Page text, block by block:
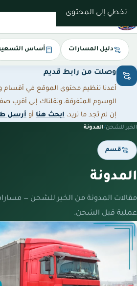
تخطي إلى المحتوى
دليل المسارات أساس
وصلت من رابط قديم
أعدنا تنظيم محتوى الموقع في
الوسوم المتفرقة، ونقلناك إلى أقرب
إن لم تجد ما تريد، ابحث هنا أو أرسل
الخير للشحن/المدونة
قسم
المدونة
مقالات المدونة من الخير للشحن —
عملية قبل الشحن.